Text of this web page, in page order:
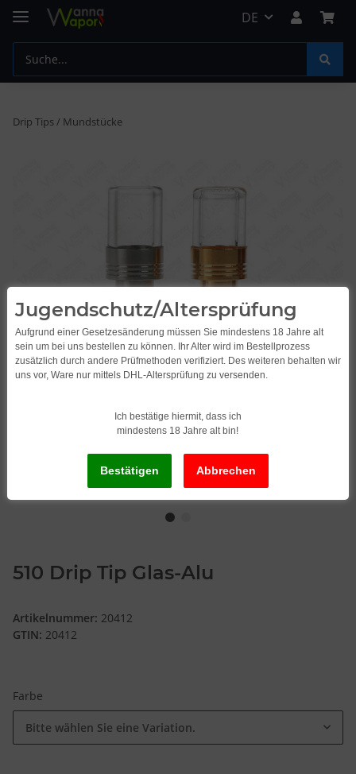
DE
Drip Tips / Mundstücke
510 Drip Tip Glas-Alu
Artikelnummer: 20412
GTIN: 20412
Farbe
Bitte wählen Sie eine Variation.
Jugendschutz/Altersprüfung
Aufgrund einer Gesetzesänderung müssen Sie mindestens 18 Jahre alt
sein um bei uns bestellen zu können. Ihr Alter wird im Bestellprozess
zusätzlich durch andere Prüfmethoden verifiziert. Des weiteren behalten wir
uns vor, Ware nur mittels DHL-Altersprüfung zu versenden.
Ich bestätige hiermit, dass ich
mindestens 18 Jahre alt bin!